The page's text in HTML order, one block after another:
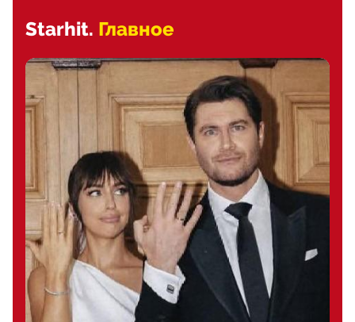
Starhit. Главное